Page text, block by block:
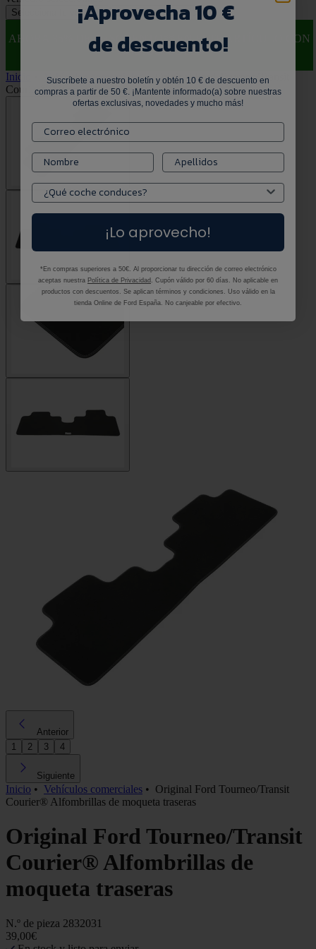
Selecciona tu vehículo Selecciona tu vehículo
AHORA 35% DE DESCUENTO** EN ESTE ARTÍCULO CON
CÓDIGO: SOL35
Inicio Vehículos comerciales• Original Ford Tourneo/Transit
Courier® Alfombrillas de moqueta traseras
Anterior
1
2 3 4
Siguiente
Inicio • Vehículos comerciales • Original Ford Tourneo/Transit
Courier® Alfombrillas de moqueta traseras
Original Ford Tourneo/Transit
Courier® Alfombrillas de
moqueta traseras
N.º de pieza 2832031
39,00€
¡Aprovecha 10 €
de descuento!
Suscríbete a nuestro boletín y obtén 10 € de descuento en
compras a partir de 50 €. ¡Mantente informado(a) sobre nuestras
ofertas exclusivas, novedades y mucho más!
¡Lo aprovecho!
*En compras superiores a 50€. Al proporcionar tu dirección de correo electrónico
aceptas nuestra Política de Privacidad . Cupón válido por 60 días. No aplicable en
productos con descuentos. Se aplican términos y condiciones. Uso válido en la
tienda Online de Ford España. No canjeable por efectivo.